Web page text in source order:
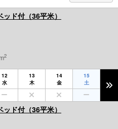
ド付（36平米）
2
12
水
13
木
14
金
15
土
ド付（36平米）